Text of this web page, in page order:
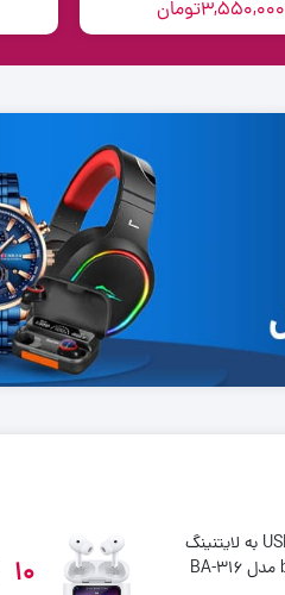
3,550,000تومان
کابل تبدیل USB به لایتنینگ
بیاند beyond مدل BA-316
10